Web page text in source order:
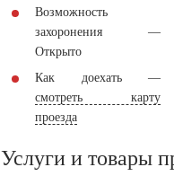
Возможность
захоронения —
Открыто
Как доехать —
смотреть карту
проезда
Услуги и товары